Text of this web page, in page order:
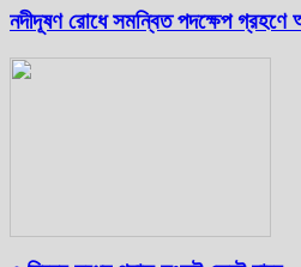
নদীদূষণ রোধে সমন্বিত পদক্ষেপ